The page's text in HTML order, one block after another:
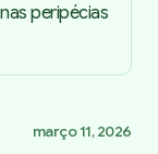
peripécias
março 11, 2026